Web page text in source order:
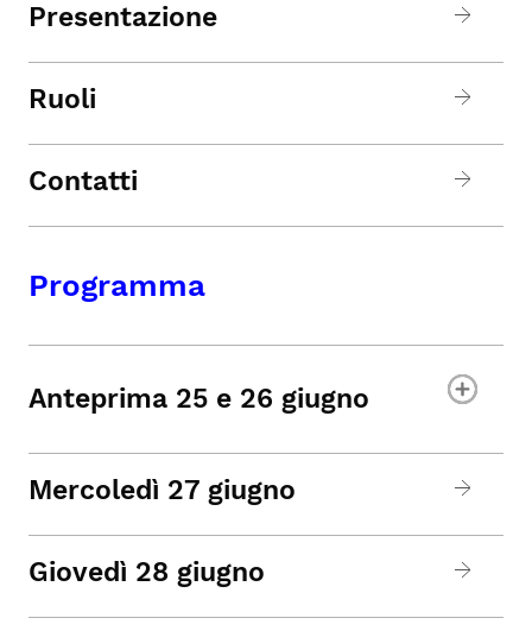
Presentazione
Ruoli
Contatti
Programma
Anteprima 25 e 26 giugno
Mercoledì 27 giugno
Giovedì 28 giugno